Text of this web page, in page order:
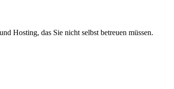
Hosting, das Sie nicht selbst betreuen müssen.